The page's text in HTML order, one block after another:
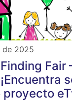
de 2025
Fair
proyecto